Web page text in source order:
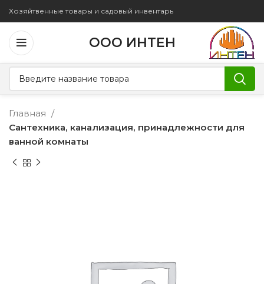
Хозяйтвенные товары и садовый инвентарь
ООО ИНТЕН
Главная
Сантехника, канализация, принадлежности для
ванной комнаты